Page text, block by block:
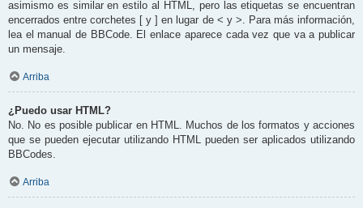
asimismo es similar en estilo al HTML, pero las etiquetas se encuentran
encerrados entre corchetes [ y ] en lugar de < y >. Para más información,
lea el manual de BBCode. El enlace aparece cada vez que va a publicar
un mensaje.
Arriba
¿Puedo usar HTML?
No. No es posible publicar en HTML. Muchos de los formatos y acciones
que se pueden ejecutar utilizando HTML pueden ser aplicados utilizando
BBCodes.
Arriba